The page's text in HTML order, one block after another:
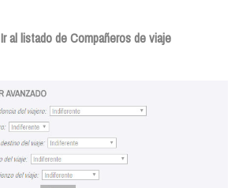
Ir al listado de Compañeros de viaje